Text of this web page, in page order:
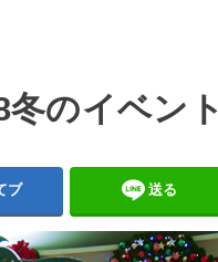
冬のイベント
ブ 送る